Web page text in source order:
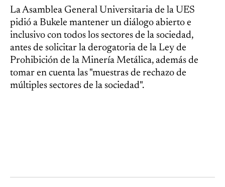
La Asamblea General Universitaria de la UES
pidió a Bukele mantener un diálogo abierto e
inclusivo con todos los sectores de la sociedad,
antes de solicitar la derogatoria de la Ley de
Prohibición de la Minería Metálica, además de
tomar en cuenta las "muestras de rechazo de
múltiples sectores de la sociedad".